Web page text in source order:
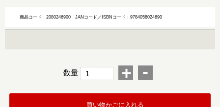
商品コード：2080246900JANコード／ISBNコード：9784058024690
数量 + -
買い物かごに入れる